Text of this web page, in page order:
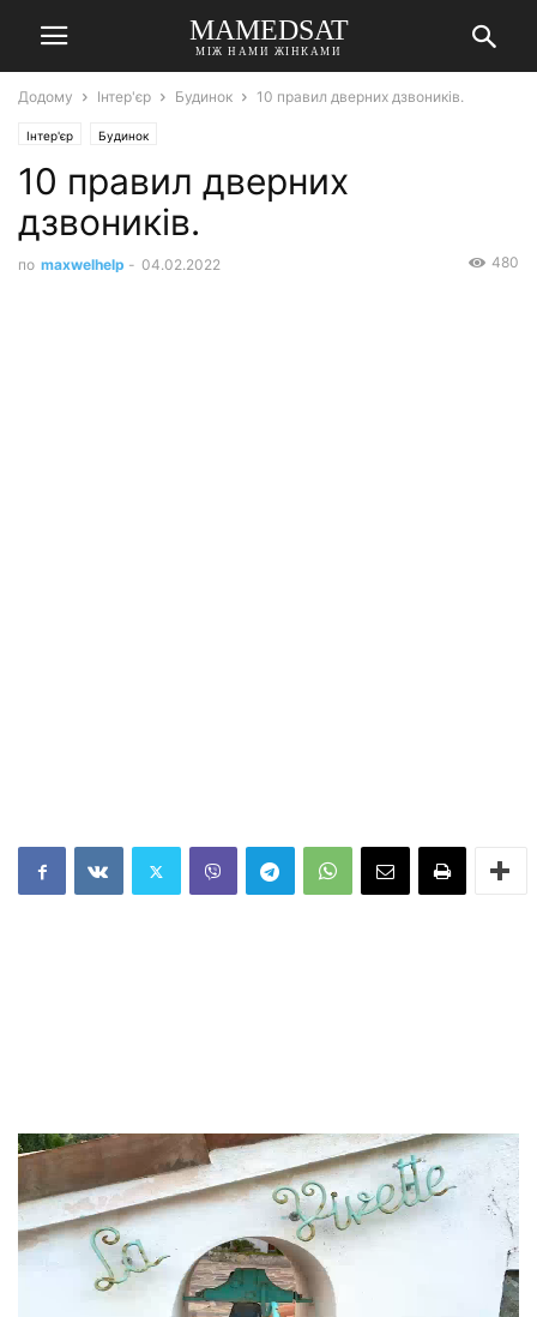
MAMEDSAT
МІЖ НАМИ ЖІНКАМИ
Додому Інтер'єр Будинок 10 правил дверних дзвоників.
Інтер'єр Будинок
10 правил дверних
дзвоників.
по maxwelhelp - 04.02.2022 480